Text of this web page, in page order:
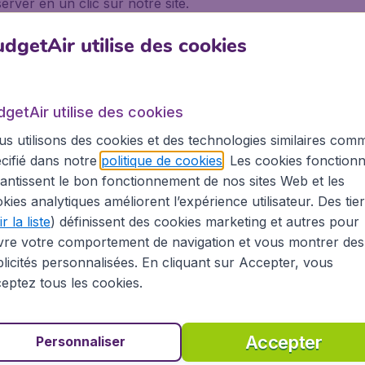
en un clic sur notre site.
avez fait le bon choix. L'aéroport de
y sont donc très nombreuses. Les destinations
africaines. Au Moyen-Orient, vous pourrez
Saint-Exupéry, vous trouverez ainsi plus de 40
HOP !, Iberia, Emirates, British Airways, Royal Air
l'aéroport de Lyon depuis la gare Lyon Part-
Johannesbourg
pour sa renommée mondiale, découvrir la culture
utilise des cookies
utilise des cookies
utilisons des cookies et des technologies similaires
dans notre politique de cookies . Les cookies
le bon fonctionnement de nos sites Web et les
analytiques améliorent l’expérience utilisateur. Des
la liste) définissent des cookies marketing et autres pour
votre comportement de navigation et vous montrer des
personnalisées. En cliquant sur Accepter, vous
tous les cookies.
Accepter
Personnaliser